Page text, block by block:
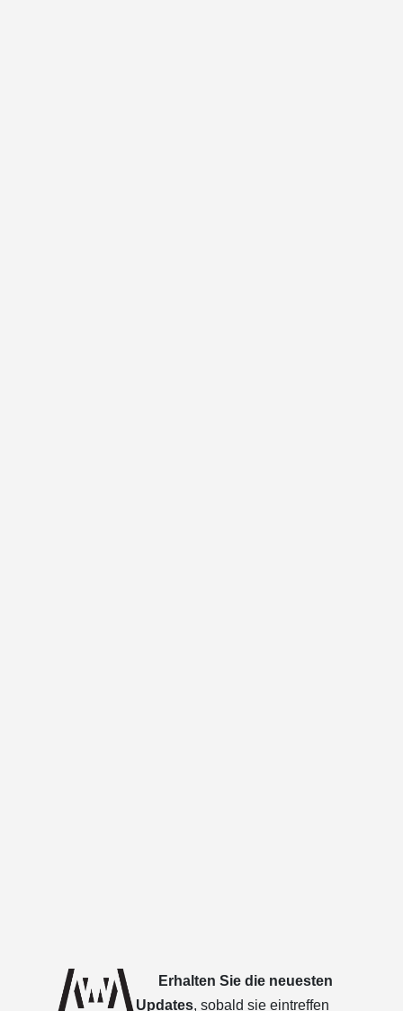
Erhalten Sie die neuesten
Updates, sobald sie eintreffen